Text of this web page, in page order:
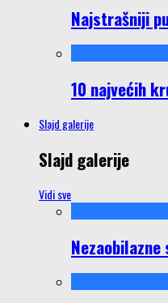
Najstrašniji
10 najvećih
Slajd galerije
Slajd galerije
Vidi sve